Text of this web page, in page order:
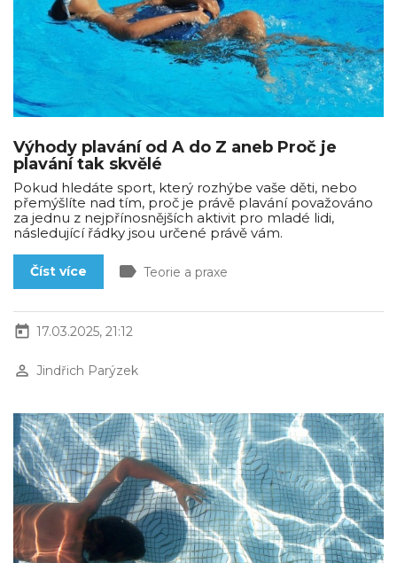
Výhody plavání od A do Z aneb Proč je
plavání tak skvělé
Pokud hledáte sport, který rozhýbe vaše děti, nebo
přemýšlíte nad tím, proč je právě plavání považováno
za jednu z nejpřínosnějších aktivit pro mladé lidi,
následující řádky jsou určené právě vám.
Číst více label Teorie a praxe
today 17.03.2025, 21:12
perm_identity Jindřich Parýzek